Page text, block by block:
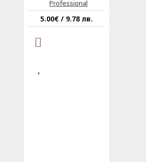
Professional
5.00€ / 9.78 лв.